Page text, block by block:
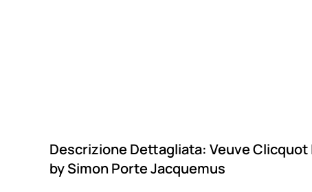
Descrizione Dettagliata: Veuve Clicquot
by Simon Porte Jacquemus